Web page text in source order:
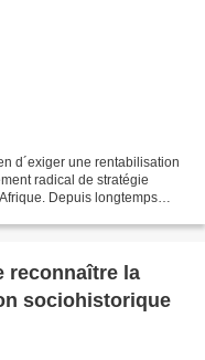
d´exiger une rentabilisation
radical de stratégie
Depuis longtemps
reconnaître la
sociohistorique